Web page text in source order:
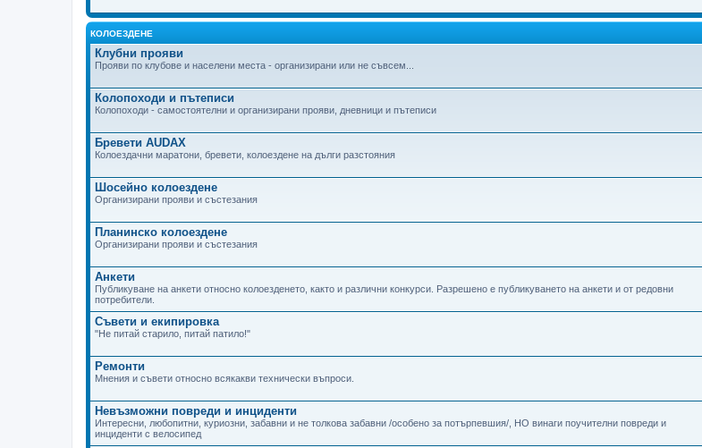
КОЛОЕЗДЕНЕ
Клубни прояви
Прояви по клубове и населени места - организирани или не съвсем...
Колопоходи и пътеписи
Колопоходи - самостоятелни и организирани прояви, дневници и пътеписи
Бревети AUDAX
Колоездачни маратони, бревети, колоездене на дълги разстояния
Шосейно колоездене
Организирани прояви и състезания
Планинско колоездене
Организирани прояви и състезания
Анкети
Публикуване на анкети относно колоезденето, както и различни конкурси. Разрешено е публикуването на анкети и от редовни
потребители.
Съвети и екипировка
"Не питай старило, питай патило!"
Ремонти
Мнения и съвети относно всякакви технически въпроси.
Невъзможни повреди и инциденти
Интересни, любопитни, куриозни, забавни и не толкова забавни /особено за потърпевшия/, НО винаги поучителни повреди и
инциденти с велосипед